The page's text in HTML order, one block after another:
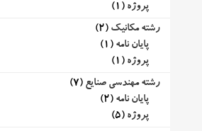
پروژه (1)
رشته مکانیک (2)
پایان نامه (1)
پروژه (1)
رشته مهندسی صنایع (7)
پایان نامه (2)
پروژه (5)